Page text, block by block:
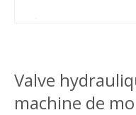
Valve
machine de